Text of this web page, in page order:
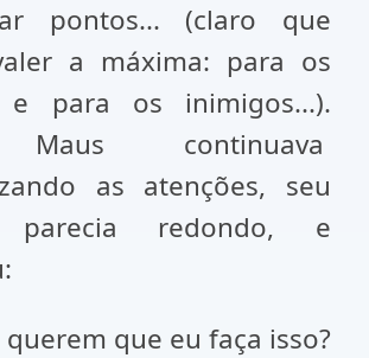
pontos... (claro que
a máxima: para os
e para os inimigos...).
continuava
as atenções, seu
parecia redondo, e
querem que eu faça isso?